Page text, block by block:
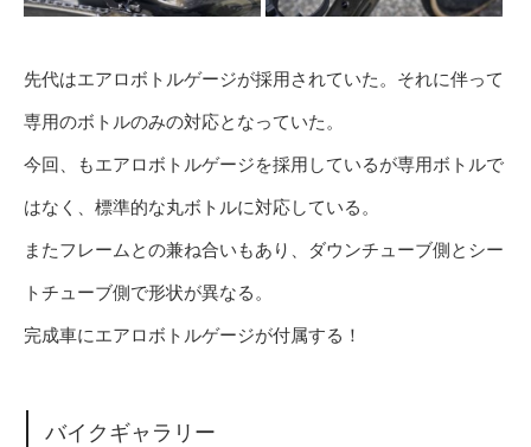
先代はエアロボトルゲージが採用されていた。それに伴って
専用のボトルのみの対応となっていた。
今回、もエアロボトルゲージを採用しているが専用ボトルで
はなく、標準的な丸ボトルに対応している。
またフレームとの兼ね合いもあり、ダウンチューブ側とシー
トチューブ側で形状が異なる。
完成車にエアロボトルゲージが付属する！
バイクギャラリー